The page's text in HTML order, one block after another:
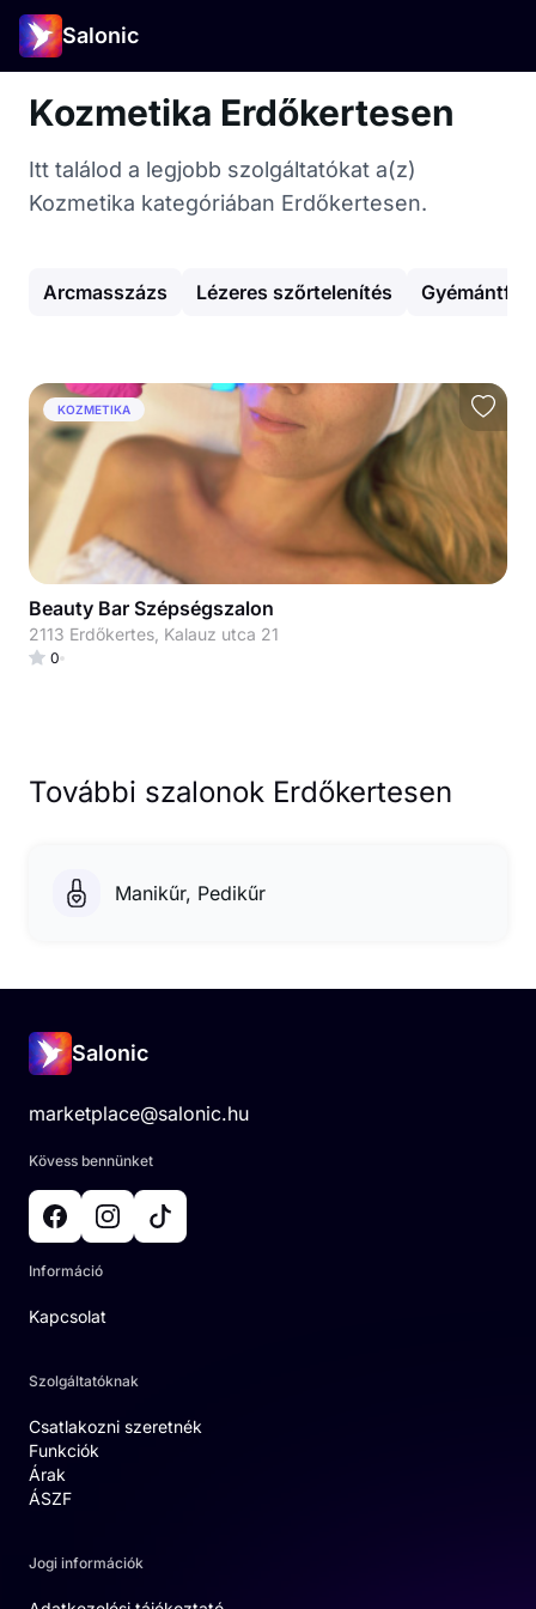
Salonic
Kozmetika Erdőkertesen
Itt találod a legjobb szolgáltatókat a(z)
Kozmetika kategóriában Erdőkertesen.
Arcmasszázs Lézeres szőrtelenítés
KOZMETIKA
Beauty Bar Szépségszalon
2113 Erdőkertes, Kalauz utca 21
0
További szalonok Erdőkertesen
Manikűr, Pedikűr
Salonic
marketplace@salonic.hu
Kövess bennünket
Információ
Kapcsolat
Szolgáltatóknak
Csatlakozni szeretnék
Funkciók
Árak
ÁSZF
Jogi információk